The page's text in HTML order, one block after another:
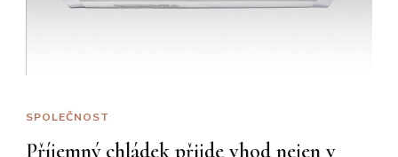
SPOLEČNOST
Příjemný chládek přijde vhod nejen v